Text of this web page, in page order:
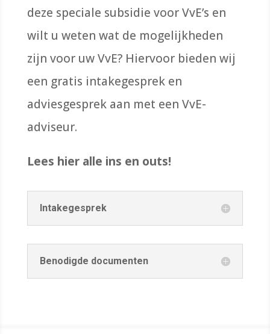
deze speciale subsidie voor VvE’s en
wilt u weten wat de mogelijkheden
zijn voor uw VvE? Hiervoor bieden wij
een gratis intakegesprek en
adviesgesprek aan met een VvE-
adviseur.
Lees hier alle ins en outs!
Intakegesprek
Benodigde documenten